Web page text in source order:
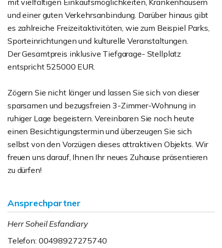
mit vielfältigen Einkaufsmöglichkeiten, Krankenhäusern
und einer guten Verkehrsanbindung. Darüber hinaus gibt
es zahlreiche Freizeitaktivitäten, wie zum Beispiel Parks,
Sporteinrichtungen und kulturelle Veranstaltungen.
Der Gesamtpreis inklusive Tiefgarage- Stellplatz
entspricht 525000 EUR.
Zögern Sie nicht länger und lassen Sie sich von dieser
sparsamen und bezugsfreien 3-Zimmer-Wohnung in
ruhiger Lage begeistern. Vereinbaren Sie noch heute
einen Besichtigungstermin und überzeugen Sie sich
selbst von den Vorzügen dieses attraktiven Objekts. Wir
freuen uns darauf, Ihnen Ihr neues Zuhause präsentieren
zu dürfen!
Ansprechpartner
Herr Soheil Esfandiary
Telefon: 00498927275740